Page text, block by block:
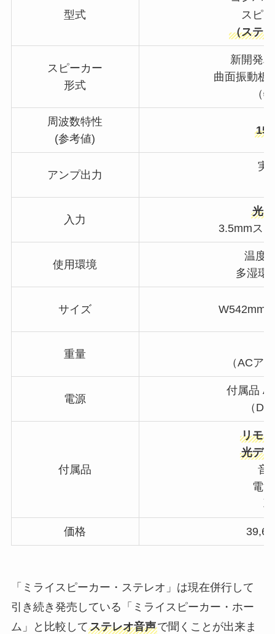
型式
スピ
（ステ
スピーカー
形式
新開発
曲面振動板
（
周波数特性
(参考値)
アンプ出力
実
入力
光
3.5mmス
使用環境
温度
多湿環
サイズ
重量
（ACア
電源
付属品
（
付属品
リモ
光デ
音
電
価格
「ミライスピーカー・ステレオ」は現在併行して
引き続き発売している「ミライスピーカー・ホー
ム」と比較してステレオ音声で聞くことが出来ま